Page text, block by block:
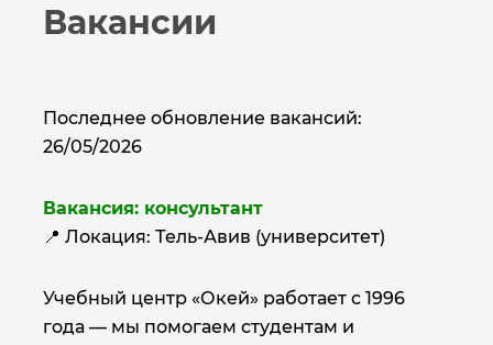
Вакансии
Последнее обновление вакансий:
26/05/2026
Вакансия: консультант
📍 Локация: Тель-Авив (университет)
Учебный центр «Окей» работает с 1996
года — мы помогаем студентам и